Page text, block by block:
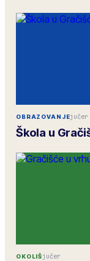
OBRAZOVANJEjučer
Škola u
OKOLIŠjučer